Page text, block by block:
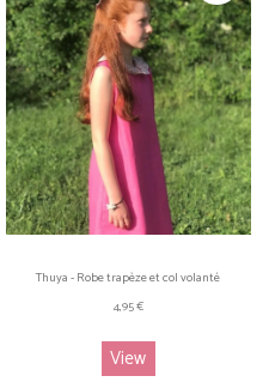
Thuya - Robe trapèze et col volanté
4,95 €
View